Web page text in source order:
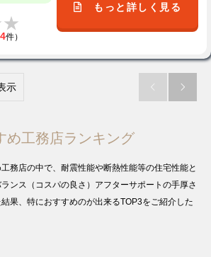
4件）
もっと詳しく見る
示  
め工務店ランキング
務店の中で、耐震性能や断熱性能等の住宅性能と
ンス（コスパの良さ）アフターサポートの手厚さ
果、特におすすめのが出来るTOP3をご紹介した